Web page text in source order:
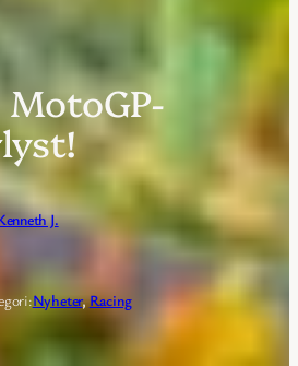
J.
Nyheter, Racing